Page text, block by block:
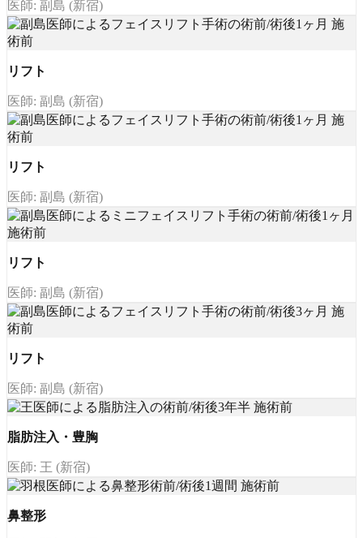
医師: 副島 (新宿)
リフト
医師: 副島 (新宿)
リフト
医師: 副島 (新宿)
リフト
医師: 副島 (新宿)
リフト
医師: 副島 (新宿)
脂肪注入・豊胸
医師: 王 (新宿)
鼻整形